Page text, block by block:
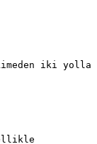
iki yolla